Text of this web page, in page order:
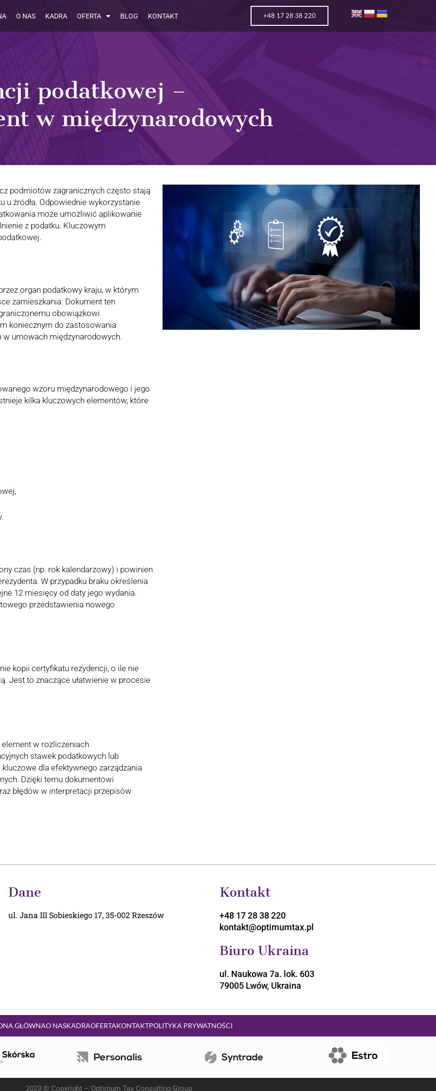
O NAS KADRA OFERTA BLOG KONTAKT +48 17 28 38 220
podatkowej –
w międzynarodowych
podmiotów zagranicznych często stają
źródła. Odpowiednie wykorzystanie
może umożliwić aplikowanie
z podatku. Kluczowym
organ podatkowy kraju, w którym
zamieszkania. Dokument ten
obowiązkowi
koniecznym do zastosowania
w umowach międzynarodowych.
wzoru międzynarodowego i jego
kilka kluczowych elementów, które
czas (np. rok kalendarzowy) i powinien
W przypadku braku określenia
12 miesięcy od daty jego wydania.
przedstawienia nowego
kopii certyfikatu rezydencji, o ile nie
Jest to znaczące ułatwienie w procesie
w rozliczeniach
stawek podatkowych lub
dla efektywnego zarządzania
Dzięki temu dokumentowi
błędów w interpretacji przepisów
Dane
ul. Jana III Sobieskiego 17, 35-002 Rzeszów
Kontakt
+48 17 28 38 220
kontakt@optimumtax.pl
Biuro Ukraina
ul. Naukowa 7a. lok. 603
79005 Lwów, Ukraina
GŁÓWNAO NASKADRAOFERTAKONTAKTPOLITYKA PRYWATNOŚCI
2023 © Copyright – Optimum Tax Consulting Group